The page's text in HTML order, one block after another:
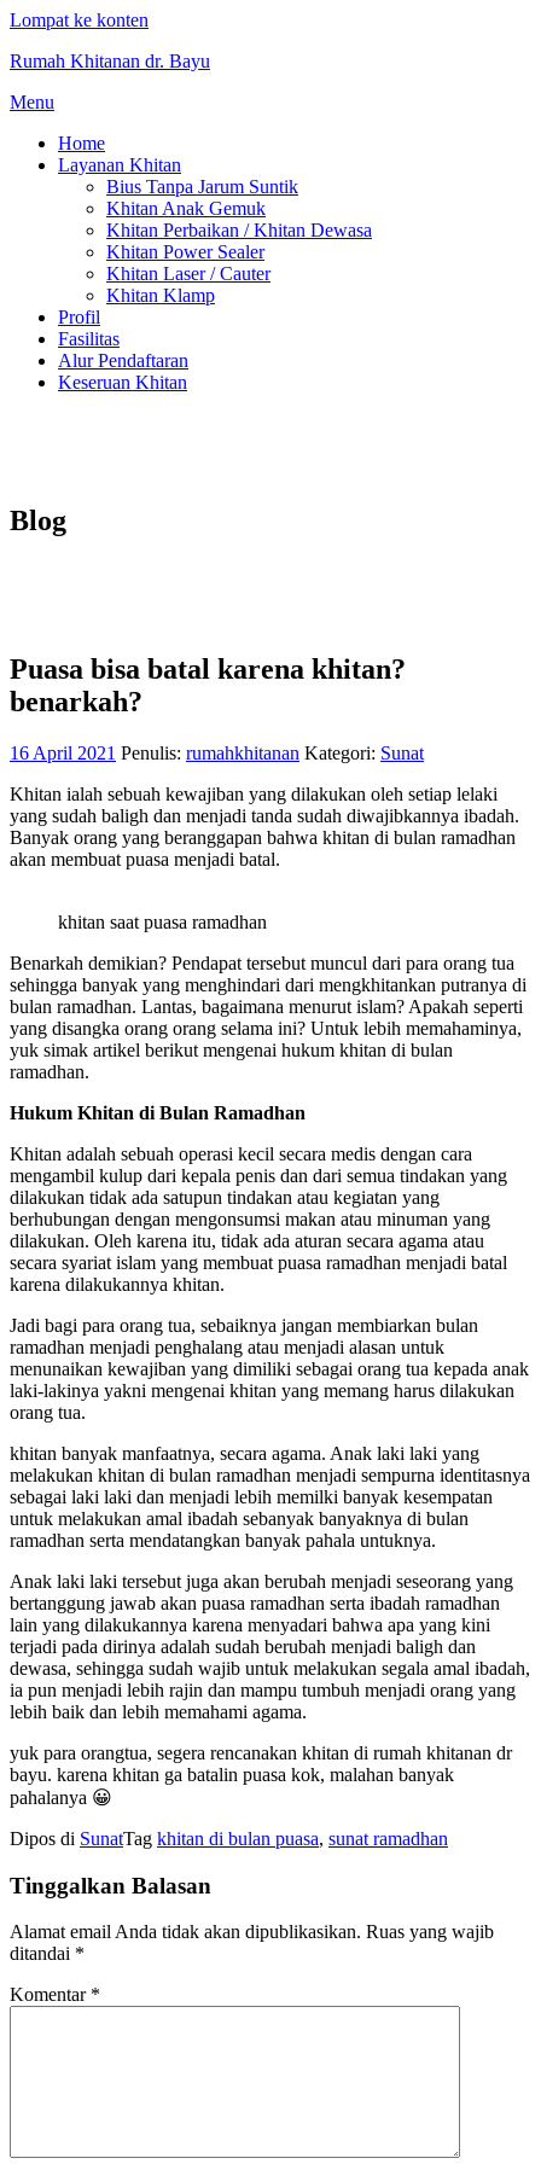
Lompat ke konten
Rumah Khitanan dr. Bayu
Menu
Home
Layanan Khitan
Bius Tanpa Jarum Suntik
Khitan Anak Gemuk
Khitan Perbaikan / Khitan Dewasa
Khitan Power Sealer
Khitan Laser / Cauter
Khitan Klamp
Profil
Fasilitas
Alur Pendaftaran
Keseruan Khitan
Blog
Puasa bisa batal karena khitan?
benarkah?
16 April 2021 Penulis: rumahkhitanan Kategori: Sunat
Khitan ialah sebuah kewajiban yang dilakukan oleh setiap lelaki
yang sudah baligh dan menjadi tanda sudah diwajibkannya ibadah.
Banyak orang yang beranggapan bahwa khitan di bulan ramadhan
akan membuat puasa menjadi batal.
khitan saat puasa ramadhan
Benarkah demikian? Pendapat tersebut muncul dari para orang tua
sehingga banyak yang menghindari dari mengkhitankan putranya di
bulan ramadhan. Lantas, bagaimana menurut islam? Apakah seperti
yang disangka orang orang selama ini? Untuk lebih memahaminya,
yuk simak artikel berikut mengenai hukum khitan di bulan
ramadhan.
Hukum Khitan di Bulan Ramadhan
Khitan adalah sebuah operasi kecil secara medis dengan cara
mengambil kulup dari kepala penis dan dari semua tindakan yang
dilakukan tidak ada satupun tindakan atau kegiatan yang
berhubungan dengan mengonsumsi makan atau minuman yang
dilakukan. Oleh karena itu, tidak ada aturan secara agama atau
secara syariat islam yang membuat puasa ramadhan menjadi batal
karena dilakukannya khitan.
Jadi bagi para orang tua, sebaiknya jangan membiarkan bulan
ramadhan menjadi penghalang atau menjadi alasan untuk
menunaikan kewajiban yang dimiliki sebagai orang tua kepada anak
laki-lakinya yakni mengenai khitan yang memang harus dilakukan
orang tua.
khitan banyak manfaatnya, secara agama. Anak laki laki yang
melakukan khitan di bulan ramadhan menjadi sempurna identitasnya
sebagai laki laki dan menjadi lebih memilki banyak kesempatan
untuk melakukan amal ibadah sebanyak banyaknya di bulan
ramadhan serta mendatangkan banyak pahala untuknya.
Anak laki laki tersebut juga akan berubah menjadi seseorang yang
bertanggung jawab akan puasa ramadhan serta ibadah ramadhan
lain yang dilakukannya karena menyadari bahwa apa yang kini
terjadi pada dirinya adalah sudah berubah menjadi baligh dan
dewasa, sehingga sudah wajib untuk melakukan segala amal ibadah,
ia pun menjadi lebih rajin dan mampu tumbuh menjadi orang yang
lebih baik dan lebih memahami agama.
yuk para orangtua, segera rencanakan khitan di rumah khitanan dr
bayu. karena khitan ga batalin puasa kok, malahan banyak
pahalanya 😀
Dipos di SunatTag khitan di bulan puasa, sunat ramadhan
Tinggalkan Balasan
Alamat email Anda tidak akan dipublikasikan. Ruas yang wajib
ditandai *
Komentar *